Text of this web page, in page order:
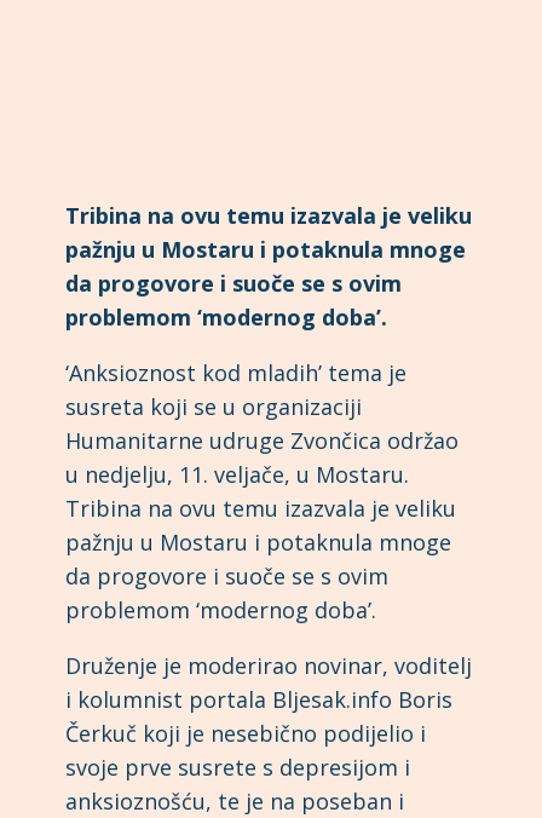
Tribina na ovu temu izazvala je veliku
pažnju u Mostaru i potaknula mnoge
da progovore i suoče se s ovim
problemom ‘modernog doba’.
‘Anksioznost kod mladih’ tema je
susreta koji se u organizaciji
Humanitarne udruge Zvončica održao
u nedjelju, 11. veljače, u Mostaru.
Tribina na ovu temu izazvala je veliku
pažnju u Mostaru i potaknula mnoge
da progovore i suoče se s ovim
problemom ‘modernog doba’.
Druženje je moderirao novinar, voditelj
i kolumnist portala Bljesak.info Boris
Čerkuč koji je nesebično podijelio i
svoje prve susrete s depresijom i
anksioznošću, te je na poseban i